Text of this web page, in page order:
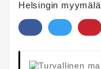
Helsingin myymälä